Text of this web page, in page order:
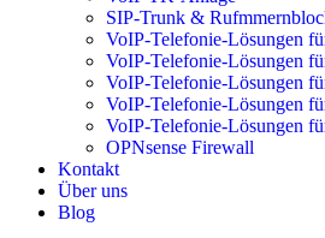
SIP-Trunk &
VoIP-Telefonie-Lösungen
VoIP-Telefonie-Lösungen
VoIP-Telefonie-Lösungen
VoIP-Telefonie-Lösungen
VoIP-Telefonie-Lösungen
OPNsense Firewall
Kontakt
Über uns
Blog